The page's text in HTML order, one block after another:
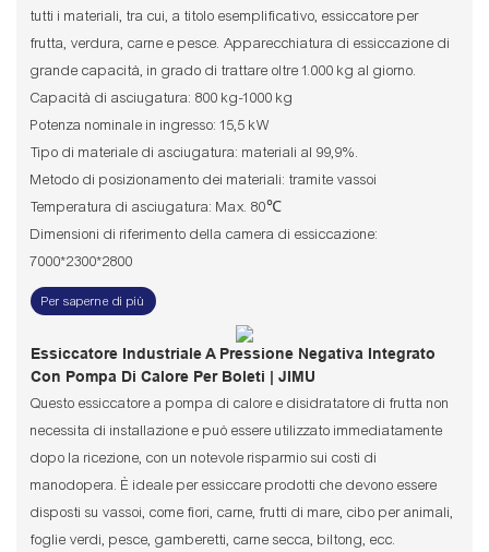
tutti i materiali, tra cui, a titolo esemplificativo, essiccatore per
frutta, verdura, carne e pesce. Apparecchiatura di essiccazione di
grande capacità, in grado di trattare oltre 1.000 kg al giorno.
Capacità di asciugatura: 800 kg-1000 kg
Potenza nominale in ingresso: 15,5 kW
Tipo di materiale di asciugatura: materiali al 99,9%.
Metodo di posizionamento dei materiali: tramite vassoi
Temperatura di asciugatura: Max. 80℃
Dimensioni di riferimento della camera di essiccazione:
7000*2300*2800
Per saperne di più
Essiccatore Industriale A Pressione Negativa Integrato
Con Pompa Di Calore Per Boleti | JIMU
Questo essiccatore a pompa di calore e disidratatore di frutta non
necessita di installazione e può essere utilizzato immediatamente
dopo la ricezione, con un notevole risparmio sui costi di
manodopera. È ideale per essiccare prodotti che devono essere
disposti su vassoi, come fiori, carne, frutti di mare, cibo per animali,
foglie verdi, pesce, gamberetti, carne secca, biltong, ecc.